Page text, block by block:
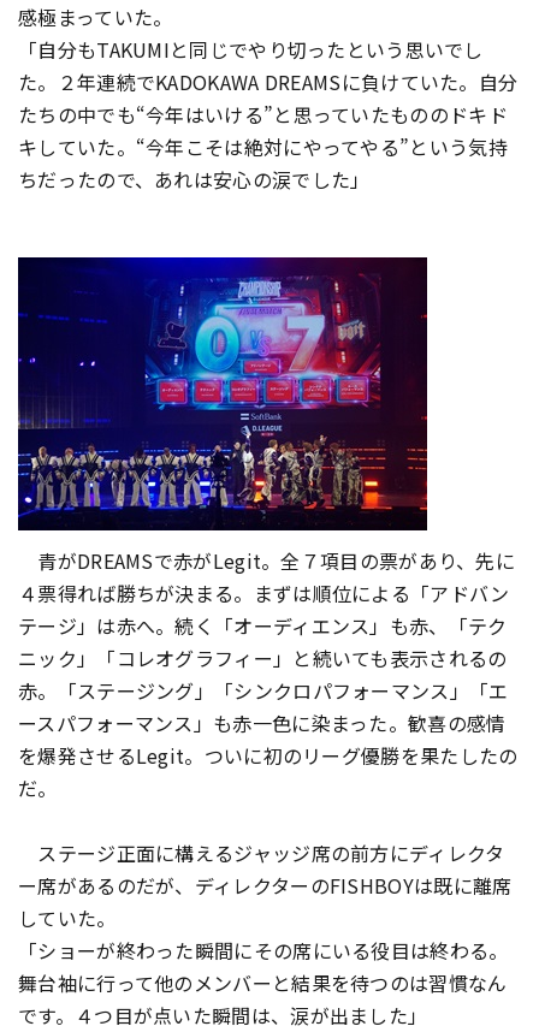
感極まっていた。
「自分もTAKUMIと同じでやり切ったという思いでし
た。
２年連続でKADOKAWA DREAMSに負けていた。自分
たちの中でも“今年はいける”と思っていたもののドキド
キしていた。“今年こそは絶対にやってやる”という気持
ちだったので、 あれは安心の涙でした」
青がDREAMSで赤がLegit。全７項目の票があり、先に
４票得れば勝ちが決まる。まずは順位による「アドバン
テージ」は赤へ。続く「オーディエンス」も赤、「テク
ニック」「コレオグラフィー」と続いても表示されるの
赤。「ステージング」「シンクロパフォーマンス」「エ
ースパフォーマンス」も赤一色に染まった。 歓喜の感情
を爆発させるLegit。 ついに初のリーグ優勝を果たしたの
だ。
ステージ正面に構えるジャッジ席の前方にディレクタ
ー席があるのだが、ディレクターのFISHBOYは既に離席
していた。
「ショーが終わった瞬間にその席にいる役目は終わる。
舞台袖に行って他のメンバーと結果を待つのは習慣なん
です。 ４つ目が点いた瞬間は、涙が出ました」